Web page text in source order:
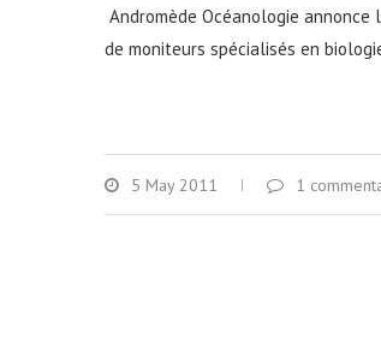
Andromède Océanologie
de moniteurs spécialisés en
5 May 2011 1